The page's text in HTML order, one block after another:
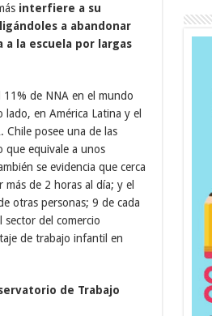
interfiere a su
a abandonar
la escuela por largas
11% de NNA en el mundo
en América Latina y el
Chile posee una de las
que equivale a unos
se evidencia que cerca
de 2 horas al día; y el
otras personas; 9 de cada
del comercio
de trabajo infantil en
de Trabajo